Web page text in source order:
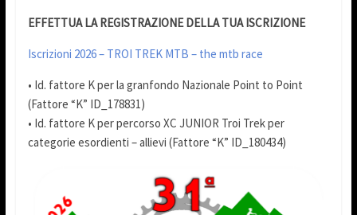
EFFETTUA LA REGISTRAZIONE DELLA TUA ISCRIZIONE
Iscrizioni 2026 – TROI TREK MTB – the mtb race
• Id. fattore K per la granfondo Nazionale Point to Point
(Fattore “K” ID_178831)
• Id. fattore K per percorso XC JUNIOR Troi Trek per
categorie esordienti – allievi (Fattore “K” ID_180434)